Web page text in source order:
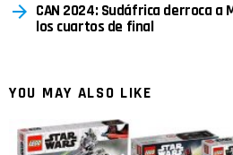
CAN 2024: Sudáfrica derroca a
los cuartos de final
YOU MAY ALSO LIKE